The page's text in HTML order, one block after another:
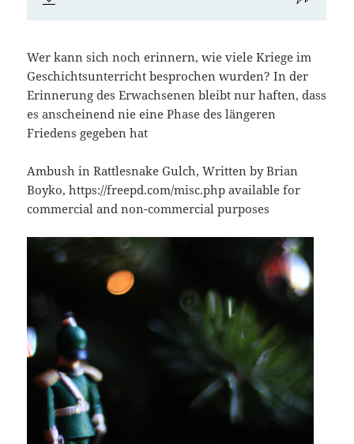
Wer kann sich noch erinnern, wie viele Kriege im
Geschichtsunterricht besprochen wurden? In der
Erinnerung des Erwachsenen bleibt nur haften, dass
es anscheinend nie eine Phase des längeren
Friedens gegeben hat
Ambush in Rattlesnake Gulch, Written by Brian
Boyko, https://freepd.com/misc.php available for
commercial and non-commercial purposes